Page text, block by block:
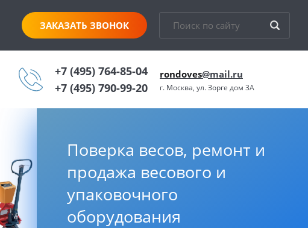
ЗАКАЗАТЬ ЗВОНОК
г. Москва, ул. Зорге дом 3А
rondoves@mail.ru
+7 (495) 764-85-04
+7 (495) 790-99-20
Поверка весов, ремонт и
продажа весового и
упаковочного
оборудования